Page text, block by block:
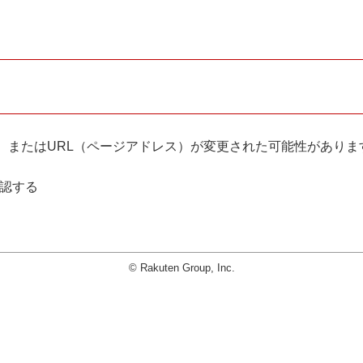
たはURL（ページアドレス）が変更された可能性がありま
する
© Rakuten Group, Inc.